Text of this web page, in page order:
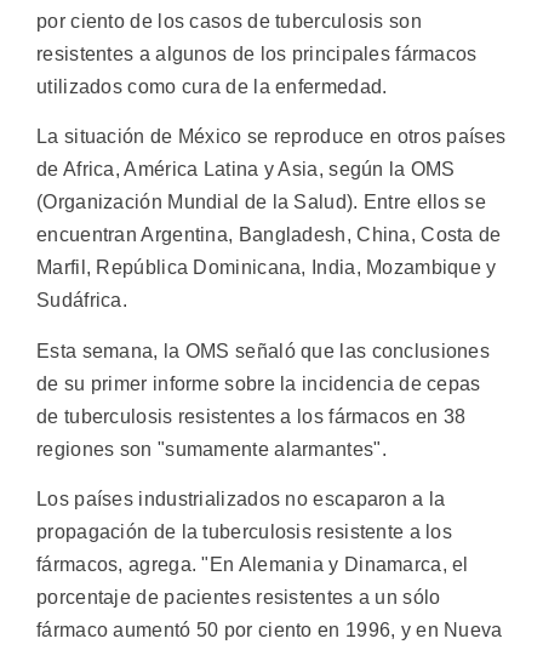
por ciento de los casos de tuberculosis son
resistentes a algunos de los principales fármacos
utilizados como cura de la enfermedad.
La situación de México se reproduce en otros países
de Africa, América Latina y Asia, según la OMS
(Organización Mundial de la Salud). Entre ellos se
encuentran Argentina, Bangladesh, China, Costa de
Marfil, República Dominicana, India, Mozambique y
Sudáfrica.
Esta semana, la OMS señaló que las conclusiones
de su primer informe sobre la incidencia de cepas
de tuberculosis resistentes a los fármacos en 38
regiones son "sumamente alarmantes".
Los países industrializados no escaparon a la
propagación de la tuberculosis resistente a los
fármacos, agrega. "En Alemania y Dinamarca, el
porcentaje de pacientes resistentes a un sólo
fármaco aumentó 50 por ciento en 1996, y en Nueva